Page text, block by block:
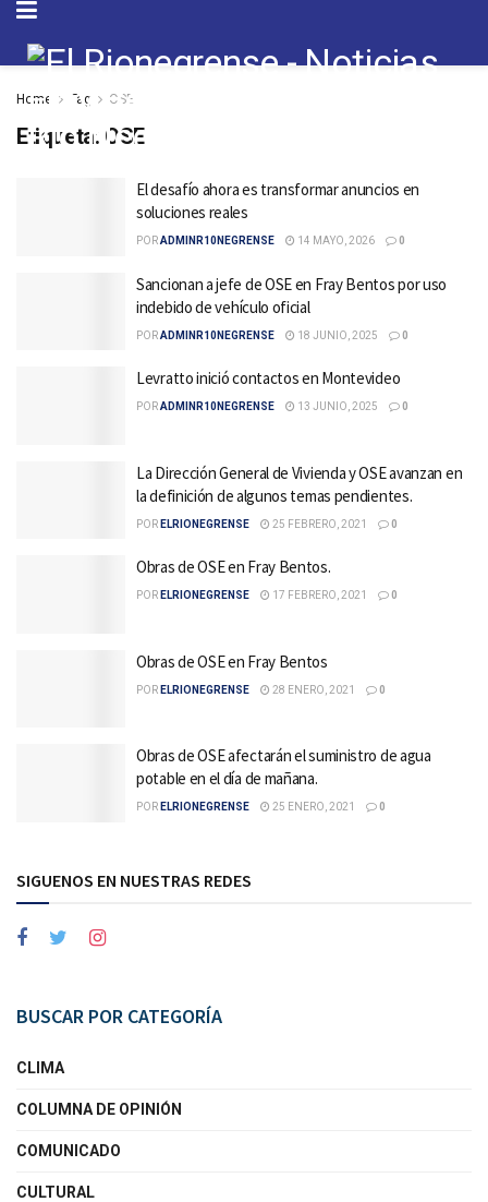
Home Tag OSE
Etiqueta: OSE
El desafío ahora es transformar anuncios en
soluciones reales
PORADMINR10NEGRENSE 14 MAYO, 2026 0
Sancionan a jefe de OSE en Fray Bentos por uso
indebido de vehículo oficial
PORADMINR10NEGRENSE 18 JUNIO, 2025 0
Levratto inició contactos en Montevideo
PORADMINR10NEGRENSE 13 JUNIO, 2025 0
La Dirección General de Vivienda y OSE avanzan en
la definición de algunos temas pendientes.
POR ELRIONEGRENSE 25 FEBRERO, 2021 0
Obras de OSE en Fray Bentos.
POR ELRIONEGRENSE 17 FEBRERO, 2021 0
Obras de OSE en Fray Bentos
POR ELRIONEGRENSE 28 ENERO, 2021 0
Obras de OSE afectarán el suministro de agua
potable en el día de mañana.
POR ELRIONEGRENSE 25 ENERO, 2021 0
SIGUENOS EN NUESTRAS REDES
BUSCAR POR CATEGORÍA
CLIMA
COLUMNA DE OPINIÓN
COMUNICADO
CULTURAL